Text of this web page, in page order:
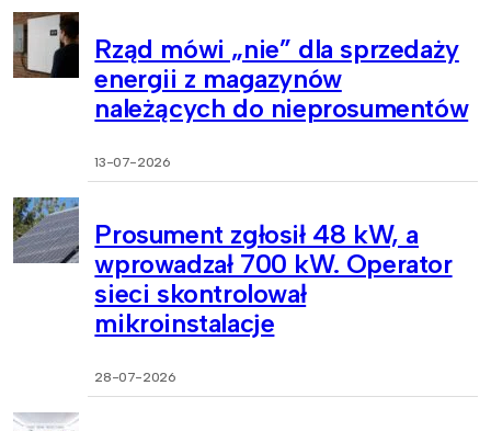
Rząd mówi „nie” dla sprzedaży
energii z magazynów
należących do nieprosumentów
13-07-2026
Prosument zgłosił 48 kW, a
wprowadzał 700 kW. Operator
sieci skontrolował
mikroinstalacje
28-07-2026